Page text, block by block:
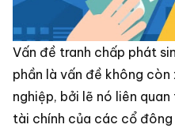
Vấn đề tranh chấp phát
phần là vấn đề không
nghiệp, bởi lẽ nó liên
tài chính của các cổ